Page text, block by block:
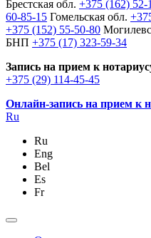
Брестская обл. +375 (162) 52-
60-85-15 Гомельская обл.
+375 (152) 55-50-80
БНП +375 (17) 323-59-34
Запись на прием к
+375 (29) 114-45-45
Онлайн-запись на прием к
Ru
Ru
Eng
Bel
Es
Fr